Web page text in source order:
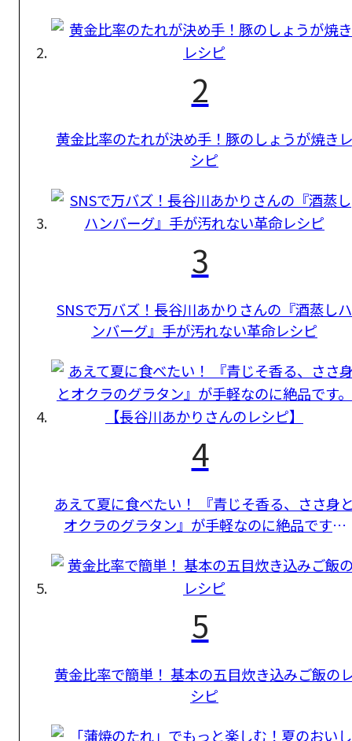
2
黄金比率のたれが決め手！豚のしょうが焼きレ
シピ
3
SNSで万バズ！長谷川あかりさんの『酒蒸しハ
ンバーグ』手が汚れない革命レシピ
4
あえて夏に食べたい！ 『青じそ香る、ささ身
オクラのグラタン』が手軽なのに絶品です。
5
黄金比率で簡単！ 基本の五目炊き込みご飯の
シピ